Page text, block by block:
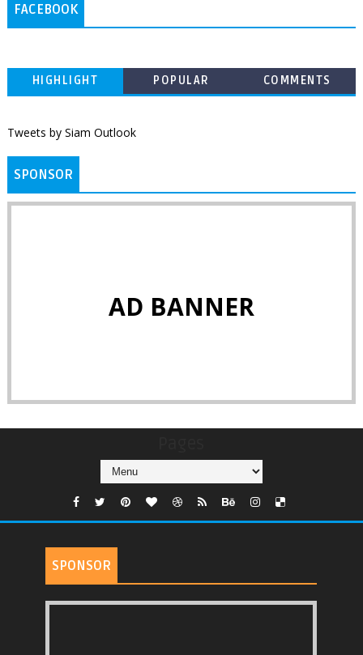
FACEBOOK
HIGHLIGHT POPULAR COMMENTS
Tweets by Siam Outlook
SPONSOR
AD BANNER
SPONSOR